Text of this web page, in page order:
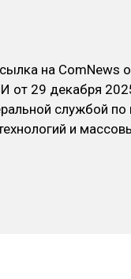
на ComNews
от 29 декабря
службой по
и